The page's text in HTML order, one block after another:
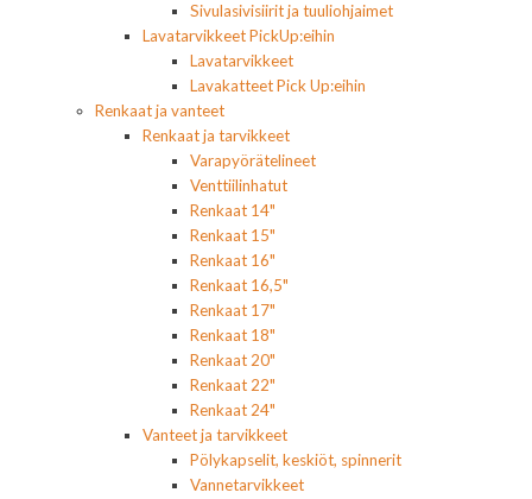
Sivulasivisiirit ja tuuliohjaimet
Lavatarvikkeet PickUp:eihin
Lavatarvikkeet
Lavakatteet Pick Up:eihin
Renkaat ja vanteet
Renkaat ja tarvikkeet
Varapyörätelineet
Venttiilinhatut
Renkaat 14"
Renkaat 15"
Renkaat 16"
Renkaat 16,5"
Renkaat 17"
Renkaat 18"
Renkaat 20"
Renkaat 22"
Renkaat 24"
Vanteet ja tarvikkeet
Pölykapselit, keskiöt, spinnerit
Vannetarvikkeet